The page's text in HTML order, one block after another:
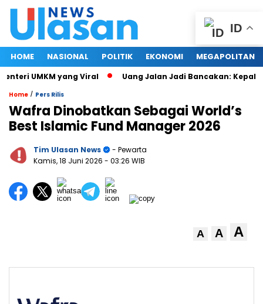
HOME NASIONAL POLITIK EKONOMI MEGAPOLITAN
UMKM yang Viral Uang Jalan Jadi Bancakan: Kepala
Home / Pers Rilis
Wafra Dinobatkan Sebagai World’s
Best Islamic Fund Manager 2026
Tim Ulasan News
- Pewarta
Kamis, 18 Juni 2026 - 03:26 WIB
A A A
ID